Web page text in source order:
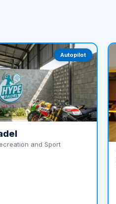
Autopilot
and Sport